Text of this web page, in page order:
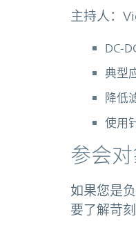
主持人：
DC-
典型
降低
使用
参会
如果您是
要了解苛